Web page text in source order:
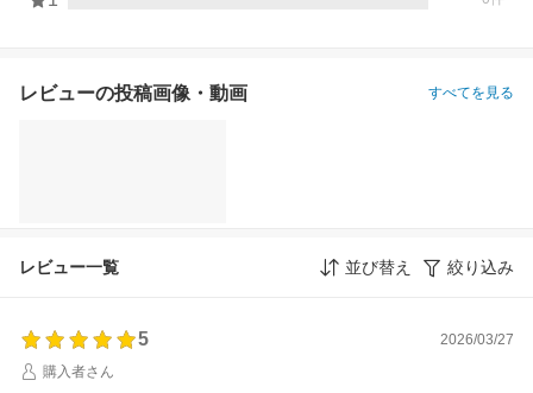
レビューの投稿画像・動画 すべてを見る
レビュー一覧 並び替え 絞り込み
5
2026/03/27
購入者さん